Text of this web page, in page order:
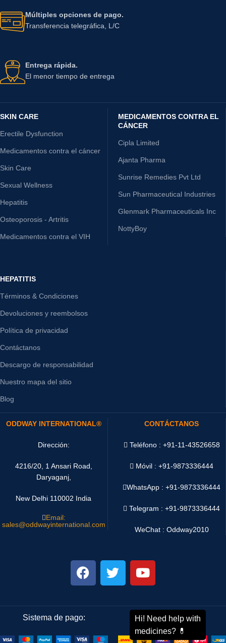
Múltiples opciones de pago.
Transferencia telegráfica, L/C
Entrega rápida.
El menor tiempo de entrega
SKIN CARE
Erectile Dysfunction
Medicamentos contra el cáncer
Skin Care
Sexual Wellness
Hepatitis
Osteoporosis - Artritis
Medicamentos contra el VIH
MEDICAMENTOS CONTRA EL
CÁNCER
Cipla Limited
Ajanta Pharma
Sunrise Remedies Pvt Ltd
Sun Pharmaceutical Industries
Glenmark Pharmaceuticals Inc
NottyBoy
HEPATITIS
Términos & Condiciones
Devoluciones y reembolsos
Política de privacidad
Contáctanos
Descargo de responsabilidad
Nuestro mapa del sitio
Blog
ODDWAY INTERNATIONAL®
Dirección:
4216/20, 1 Ansari Road,
Daryaganj,
New Delhi 110002 India
Email:
sales@oddwayinternational.com
CONTÁCTANOS
Teléfono : +91-11-43526658
Móvil : +91-9873336444
WhatsApp :+91-9873336444
Telegram : +91-9873336444
WeChat : Oddway2010
Sistema de pago: Sistema de envío: